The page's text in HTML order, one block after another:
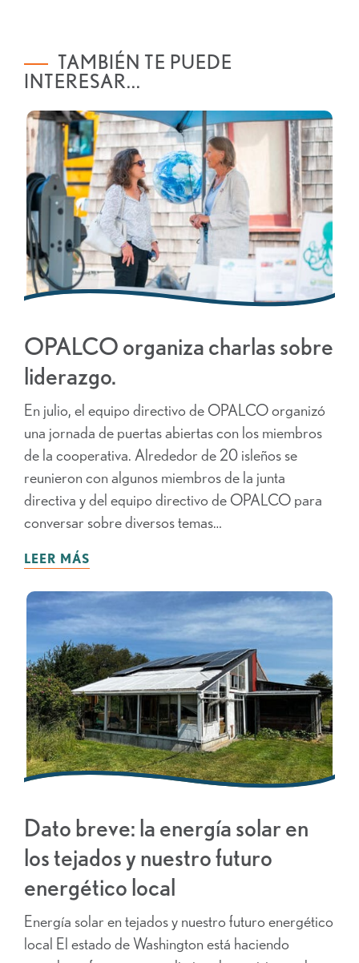
TAMBIÉN TE PUEDE
INTERESAR...
OPALCO organiza charlas sobre
liderazgo.
En julio, el equipo directivo de OPALCO organizó
una jornada de puertas abiertas con los miembros
de la cooperativa. Alrededor de 20 isleños se
reunieron con algunos miembros de la junta
directiva y del equipo directivo de OPALCO para
conversar sobre diversos temas…
LEER MÁS
Dato breve: la energía solar en
los tejados y nuestro futuro
energético local
Energía solar en tejados y nuestro futuro energético
local El estado de Washington está haciendo